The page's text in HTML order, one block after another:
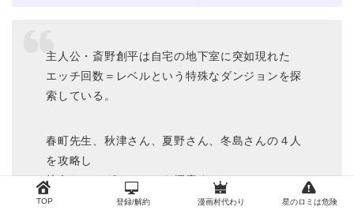
主人公・斎野創平は自宅の地下室に突如現れた
エッチ回数＝レベルという特殊なダンジョンを探
索している。
春町先生、秋津さん、夏野さん、冬島さんの４人
を攻略し
彼女たちとダンジョンを探索することに。
そしてダンジョンの深部で見つけたアイテムは
TOP 登録/解約 漫画村代わり 星のロミは危険